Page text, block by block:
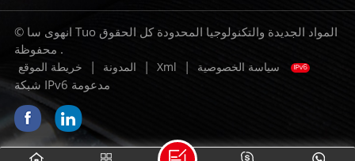
© انهوى سا Tuo المواد الجديدة والتكنولوجيا المحدودة كل الحقوق
محفوظة .
خريطة الموقع | المدونة | Xml | سياسة الخصوصية
شبكة IPv6 مدعومة